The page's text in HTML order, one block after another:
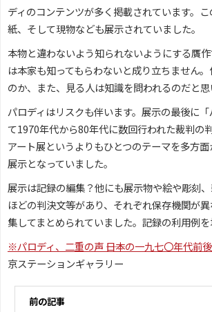
ディのコンテンツが多く掲載されています。
紙、そして現物なども展示されていました。
本物と違わないよう知られないようにする贋
は本家も知ってもらわないと成り立ちません
のか、また、見る人は知識を問われるのだと思
パロディはリスクも伴います。展示の最後に
て1970年代から80年代に数回行われた裁判の
アート展というよりもひとつのテーマを多方
展示となっていました。
展示は記録の編集？他にも展示物や絵や彫刻
ほどの判決文等があり、それぞれ保存機関が
集してまとめられていました。記録の利用例を
※パロディ、二重の声 ――日本の一九七〇年代前
京ステーションギャラリー
前の記事